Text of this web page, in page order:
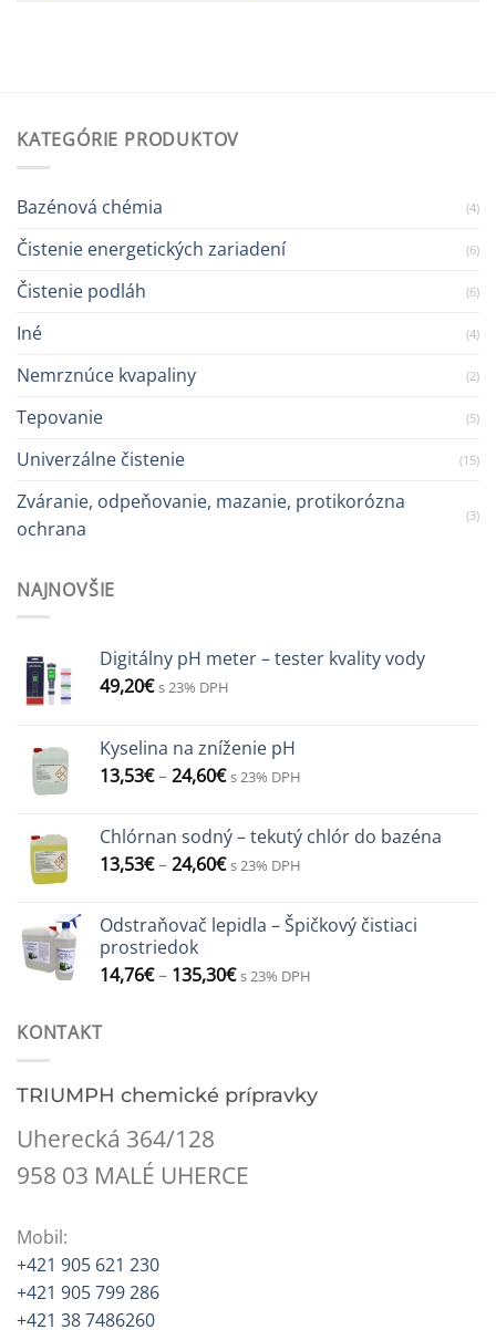
KATEGÓRIE PRODUKTOV
Bazénová chémia (4)
Čistenie energetických zariadení (6)
Čistenie podláh (6)
Iné (4)
Nemrznúce kvapaliny (2)
Tepovanie (5)
Univerzálne čistenie (15)
Zváranie, odpeňovanie, mazanie, protikorózna
ochrana
(3)
NAJNOVŠIE
Digitálny pH meter – tester kvality vody
49,20€ s 23% DPH
Kyselina na zníženie pH
13,53€–24,60€ s 23% DPH
Chlórnan sodný – tekutý chlór do bazéna
13,53€–24,60€ s 23% DPH
Odstraňovač lepidla – Špičkový čistiaci
prostriedok
14,76€– 135,30€ s 23% DPH
KONTAKT
TRIUMPH chemické prípravky
Uherecká 364/128
958 03 MALÉ UHERCE
Mobil:
+421 905 621 230
+421 905 799 286
+421 38 7486260